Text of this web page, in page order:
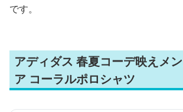
です。
アディダス 春夏コーデ映えメ
ア コーラルポロシャツ